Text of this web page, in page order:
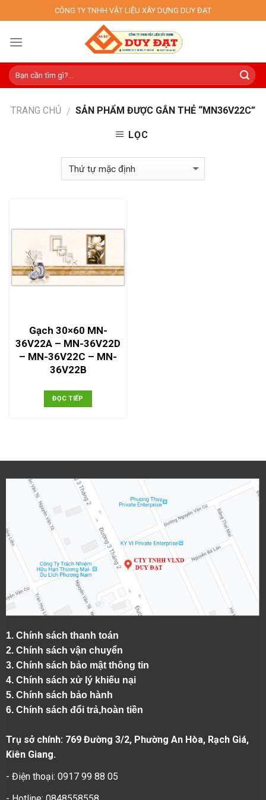
to
content
CÔNG TY TNHH VẬT LIỆU XÂY DỰNG DUY ĐẠT
TRANG CHỦ / SẢN PHẨM ĐƯỢC GẮN THẺ “MN36V22C”
LỌC
Gạch 30×60 MN-
36V22A – MN-36V22D
– MN-36V22C – MN-
36V22B
ĐỌC TIẾP
1. Chính sách thanh toán
2. Chính sách vận chuyển
3. Chính sách bảo mật thông tin
4. Chính sách xử lý khiếu nại
5. Chính sách bảo hành
6. Chính sách đổi trả,hoàn tiền
Trụ sở chính: 769 Đường 3/2, Phường An Hòa, Rạch Giá,
Kiên Giang.
- Điện thoại: 0917 99 88 05